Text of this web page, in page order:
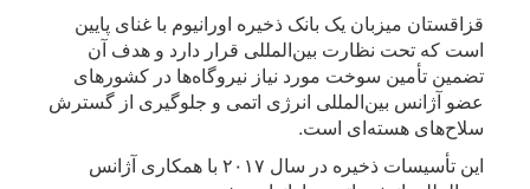
قزاقستان میزبان یک بانک ذخیره اورانیوم با غنای پایین
است که تحت نظارت بین‌المللی قرار دارد و هدف آن
تضمین تأمین سوخت مورد نیاز نیروگاه‌ها در کشورهای
عضو آژانس بین‌المللی انرژی اتمی و جلوگیری از گسترش
سلاح‌های هسته‌ای است.
این تأسیسات ذخیره در سال ۲۰۱۷ با همکاری آژانس